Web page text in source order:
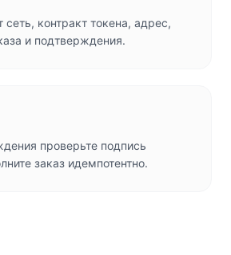
сеть, контракт токена, адрес,
и подтверждения.
проверьте подпись
заказ идемпотентно.